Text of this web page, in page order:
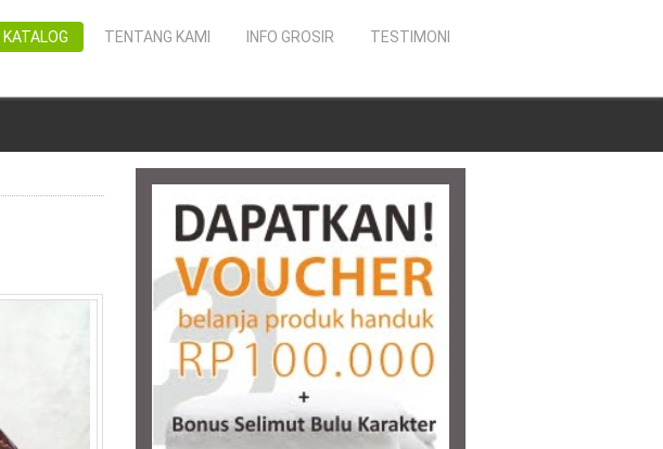
TESTIMONI
INFO GROSIR
TENTANG KAMI
KATALOG